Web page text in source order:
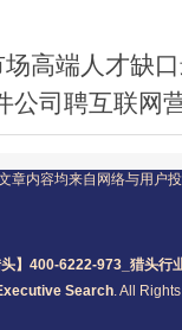
高端人才缺
公司聘互联网
】400-6222-973_ 猎头行
Search. All
章内容均来自网络与用户